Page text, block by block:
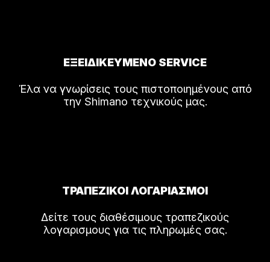
ΕΞΕΙΔΙΚΕΥΜΕΝΟ SERVICE
Έλα να γνωρίσεις τους πιστοποιημένους από
την Shimano τεχνικούς μας.
ΤΡΑΠΕΖΙΚΟΙ ΛΟΓΑΡΙΑΣΜΟΙ
Δείτε τους διαθέσιμους τραπεζικούς
λογαρισμους για τις πληρωμές σας.